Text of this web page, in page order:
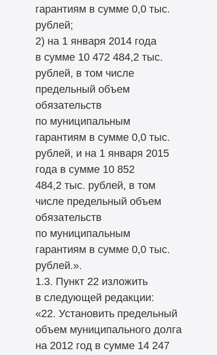
гарантиям в сумме 0,0 тыс.
рублей;
2) на 1 января 2014 года
в сумме 10 472 484,2 тыс.
рублей, в том числе
предельный объем
обязательств
по муниципальным
гарантиям в сумме 0,0 тыс.
рублей, и на 1 января 2015
года в сумме 10 852
484,2 тыс. рублей, в том
числе предельный объем
обязательств
по муниципальным
гарантиям в сумме 0,0 тыс.
рублей.».
1.3. Пункт 22 изложить
в следующей редакции:
«22. Установить предельный
объем муниципального долга
на 2012 год в сумме 14 247